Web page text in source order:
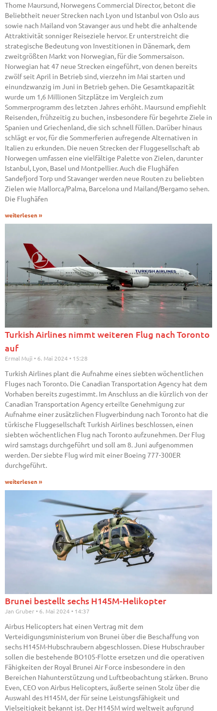
Thome Maursund, Norwegens Commercial Director, betont die
Beliebtheit neuer Strecken nach Lyon und Istanbul von Oslo aus
sowie nach Mailand von Stavanger aus und hebt die anhaltende
Attraktivität sonniger Reiseziele hervor. Er unterstreicht die
strategische Bedeutung von Investitionen in Dänemark, dem
zweitgrößten Markt von Norwegian, für die Sommersaison.
Norwegian hat 47 neue Strecken eingeführt, von denen bereits
zwölf seit April in Betrieb sind, vierzehn im Mai starten und
einundzwanzig im Juni in Betrieb gehen. Die Gesamtkapazität
wurde um 1,6 Millionen Sitzplätze im Vergleich zum
Sommerprogramm des letzten Jahres erhöht. Maursund empfiehlt
Reisenden, frühzeitig zu buchen, insbesondere für begehrte Ziele in
Spanien und Griechenland, die sich schnell füllen. Darüber hinaus
schlägt er vor, für die Sommerferien aufregende Alternativen in
Italien zu erkunden. Die neuen Strecken der Fluggesellschaft ab
Norwegen umfassen eine vielfältige Palette von Zielen, darunter
Istanbul, Lyon, Basel und Montpellier. Auch die Flughäfen
Sandefjord Torp und Stavanger werden neue Routen zu beliebten
Zielen wie Mallorca/Palma, Barcelona und Mailand/Bergamo sehen.
Die Flughäfen
weiterlesen »
Turkish Airlines nimmt weiteren Flug nach Toronto
auf
Ermal Muji 6. Mai 2024 15:28
Turkish Airlines plant die Aufnahme eines siebten wöchentlichen
Fluges nach Toronto. Die Canadian Transportation Agency hat dem
Vorhaben bereits zugestimmt. Im Anschluss an die kürzlich von der
Canadian Transportation Agency erteilte Genehmigung zur
Aufnahme einer zusätzlichen Flugverbindung nach Toronto hat die
türkische Fluggesellschaft Turkish Airlines beschlossen, einen
siebten wöchentlichen Flug nach Toronto aufzunehmen. Der Flug
wird samstags durchgeführt und soll am 8. Juni aufgenommen
werden. Der siebte Flug wird mit einer Boeing 777-300ER
durchgeführt.
weiterlesen »
Brunei bestellt sechs H145M-Helikopter
Jan Gruber 6. Mai 2024 14:37
Airbus Helicopters hat einen Vertrag mit dem
Verteidigungsministerium von Brunei über die Beschaffung von
sechs H145M-Hubschraubern abgeschlossen. Diese Hubschrauber
sollen die bestehende BO105-Flotte ersetzen und die operativen
Fähigkeiten der Royal Brunei Air Force insbesondere in den
Bereichen Nahunterstützung und Luftbeobachtung stärken. Bruno
Even, CEO von Airbus Helicopters, äußerte seinen Stolz über die
Auswahl des H145M, der für seine Leistungsfähigkeit und
Vielseitigkeit bekannt ist. Der H145M wird weltweit aufgrund